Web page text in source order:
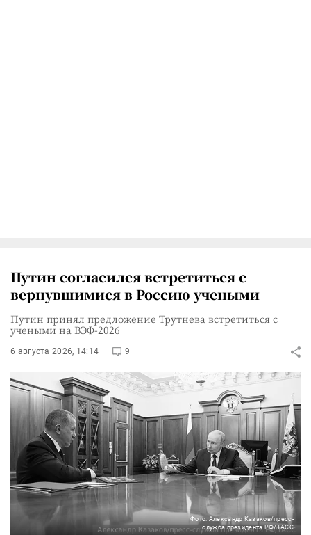
Путин согласился встретиться с
вернувшимися в Россию учеными
Путин принял предложение Трутнева встретиться с
учеными на ВЭФ-2026
6 августа 2026, 14:14 9
Фото: Александр Казаков/пресс-
служба президента РФ/ТАСС